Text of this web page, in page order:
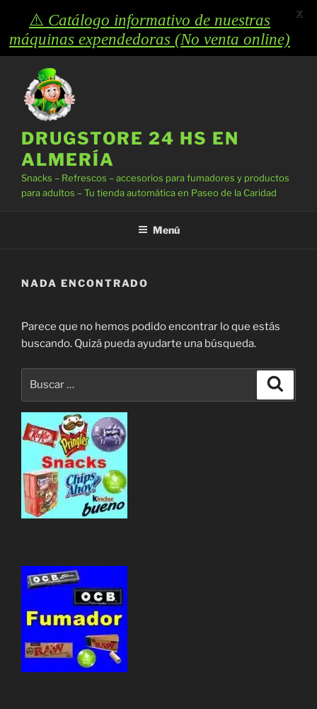
contenido
DRUGSTORE 24 HS EN
ALMERÍA
Snacks – Refrescos – accesorios para fumadores y productos
para adultos – Tu tienda automática en Paseo de la Caridad
Menú
NADA ENCONTRADO
Parece que no hemos podido encontrar lo que estás
buscando. Quizá pueda ayudarte una búsqueda.
⚠️ Catálogo informativo de nuestras
máquinas expendedoras (No venta online)
X